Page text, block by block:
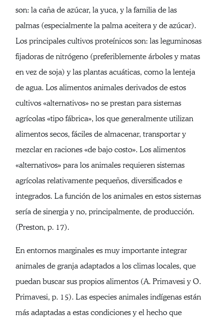
son: la caña de azúcar, la yuca, y la familia de las
palmas (especialmente la palma aceitera y de azúcar).
Los principales cultivos proteínicos son: las leguminosas
fijadoras de nitrógeno (preferiblemente árboles y matas
en vez de soja) y las plantas acuáticas, como la lenteja
de agua. Los alimentos animales derivados de estos
cultivos «alternativos» no se prestan para sistemas
agrícolas «tipo fábrica», los que generalmente utilizan
alimentos secos, fáciles de almacenar, transportar y
mezclar en raciones «de bajo costo». Los alimentos
«alternativos» para los animales requieren sistemas
agrícolas relativamente pequeños, diversificados e
integrados. La función de los animales en estos sistemas
sería de sinergia y no, principalmente, de producción.
(Preston, p. 17).
En entornos marginales es muy importante integrar
animales de granja adaptados a los climas locales, que
puedan buscar sus propios alimentos (A. Primavesi y O.
Primavesi, p. 15). Las especies animales indígenas están
más adaptadas a estas condiciones y el hecho que